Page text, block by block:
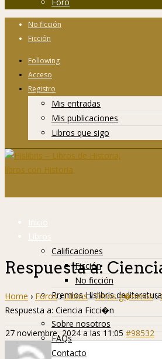
No ficción
Ficción
Following
Acceso
Registro
Mis entradas
Mis publicaciones
Libros que sigo
Inicio
Libros
Calificaciones
Ficción
No ficción
Premios Hislibris de
Info
Sobre nosotros
FAQs
Contacto
Respuesta a:
Home › Foros › Libros › Otros g�neros ›
Respuesta a: Ciencia Ficci�n
27 noviembre, 2024 a las 11:05 #98532